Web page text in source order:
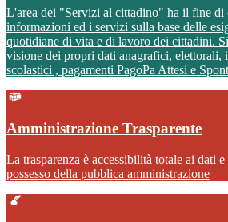
L'area dei "Servizi al cittadino" ha il fine di
informazioni ed i servizi sulla base delle
quotidiane di vita e di lavoro dei cittadini.
visione dei propri dati anagrafici, elettorali,
scolastici , pagamenti PagoPa Attesi e
Amministrazione Trasparente
La trasparenza è accessibilità totale ai dati
possesso della pubblica amministrazione